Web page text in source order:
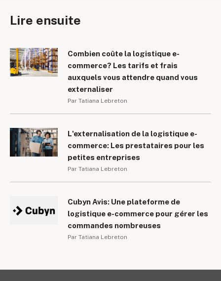
Lire ensuite
Combien coûte la logistique e-
commerce? Les tarifs et frais
auxquels vous attendre quand vous
externaliser
Par Tatiana Lebreton
L'externalisation de la logistique e-
commerce: Les prestataires pour les
petites entreprises
Par Tatiana Lebreton
Cubyn Avis: Une plateforme de
logistique e-commerce pour gérer les
commandes nombreuses
Par Tatiana Lebreton